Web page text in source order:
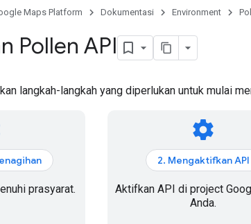
Maps Platform Dokumentasi Environment
Pollen API
langkah-langkah yang diperlukan untuk mulai
prasyarat.
settings
2. Mengaktifkan API
Aktifkan API di project
Anda.